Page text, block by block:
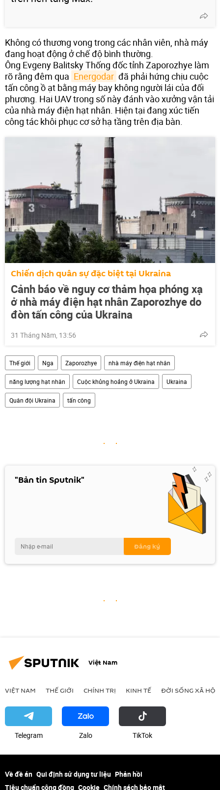
Không có thương vong trong các nhân viên, nhà máy
đang hoạt động ở chế độ bình thường.
Ông Evgeny Balitsky Thống đốc tỉnh Zaporozhye làm
rõ rằng đêm qua Energodar đã phải hứng chịu cuộc
tấn công ồ ạt bằng máy bay không người lái của đối
phương. Hai UAV trong số này đánh vào xưởng vận tải
của nhà máy điện hạt nhân. Hiện tại đang xúc tiến
công tác khôi phục cơ sở hạ tầng trên địa bàn.
Chiến dịch quân sự đặc biệt tại Ukraina
Cảnh báo về nguy cơ thảm họa phóng xạ
ở nhà máy điện hạt nhân Zaporozhye do
đòn tấn công của Ukraina
31 Tháng Năm, 13:56
Thế giới Nga Zaporozhye nhà máy điện hạt nhân
năng lượng hạt nhân Cuộc khủng hoảng ở Ukraina Ukraina
Quân đội Ukraina tấn công
"Bản tin Sputnik"
Việt Nam
VIỆT NAM THẾ GIỚI CHÍNH TRỊ KINH TẾ ĐỜI SỐNG XÃ HỘI
Telegram Zalo ТikТоk
Về đề án Qui định sử dụng tư liệu Phản hồi
Tiêu chuẩn cộng đồng Cookie Chính sách bảo mật